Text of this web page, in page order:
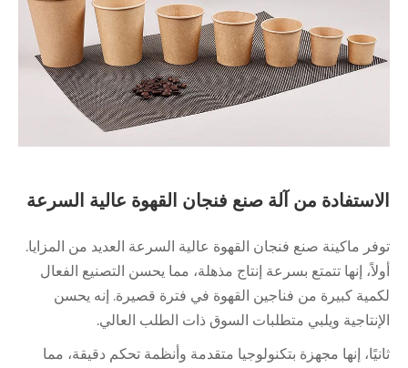
الاستفادة من آلة صنع فنجان القهوة عالية السرعة
توفر ماكينة صنع فنجان القهوة عالية السرعة العديد من المزايا.
أولاً، إنها تتمتع بسرعة إنتاج مذهلة، مما يحسن التصنيع الفعال
لكمية كبيرة من فناجين القهوة في فترة قصيرة. إنه يحسن
الإنتاجية ويلبي متطلبات السوق ذات الطلب العالي.
ثانيًا، إنها مجهزة بتكنولوجيا متقدمة وأنظمة تحكم دقيقة، مما